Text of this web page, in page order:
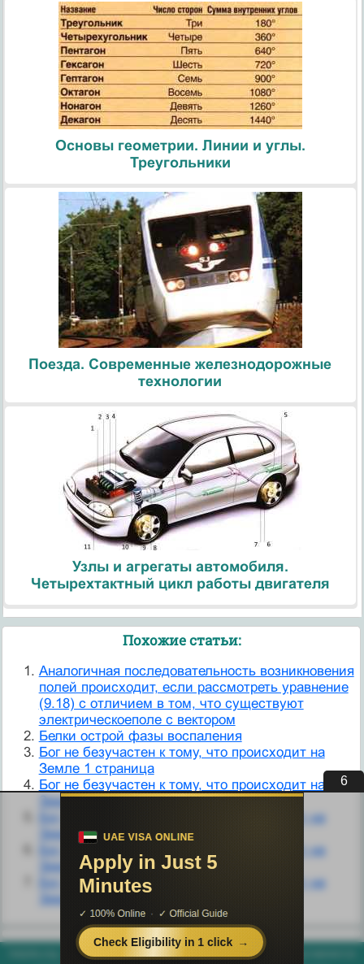
Основы геометрии. Линии и углы.
Треугольники
Поезда. Современные железнодорожные
технологии
Узлы и агрегаты автомобиля.
Четырехтактный цикл работы двигателя
Похожие статьи:
Аналогичная последовательность возникновения
полей происходит, если рассмотреть уравнение
(9.18) с отличием в том, что существуют
электрическоеполе с вектором
Белки острой фазы воспаления
Бог не безучастен к тому, что происходит на
Земле 1 страница
Бог не безучастен к тому, что происходит на
Земле 2 страница
Бог не безучастен к тому, что происходит на
Земле 3 страница
Бог не безучастен к тому, что происходит на
Земле 4 страница
Бог не безучастен к тому, что происходит на
Земле 5 страница
helpiks.org - Хелпикс.Орг - 2014-2026 год. Материал сайта представляется
5